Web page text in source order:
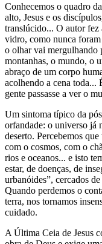
Conhecemos o quadro
alto, Jesus e os
translúcido... O autor fez
vidro, como nunca
o olhar vai mergulhando
montanhas, o mundo, o
abraço de um corpo
acolhendo a cena toda...
gente passasse a ver o
Um sintoma típico da
orfandade: o universo já
deserto. Percebemos
com o cosmos, com o
rios e oceanos... e isto
estar, de doenças, de
urbanóides”, cercados
Quando perdemos o
terra, nos tornamos
cuidado.
A Última Ceia de Jesus